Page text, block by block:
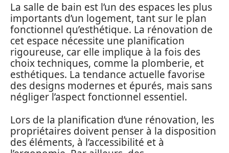
La salle de bain est l’un des espaces les plus
importants d’un logement, tant sur le plan
fonctionnel qu’esthétique. La rénovation de
cet espace nécessite une planification
rigoureuse, car elle implique à la fois des
choix techniques, comme la plomberie, et
esthétiques. La tendance actuelle favorise
des designs modernes et épurés, mais sans
négliger l’aspect fonctionnel essentiel.
Lors de la planification d’une rénovation, les
propriétaires doivent penser à la disposition
des éléments, à l’accessibilité et à